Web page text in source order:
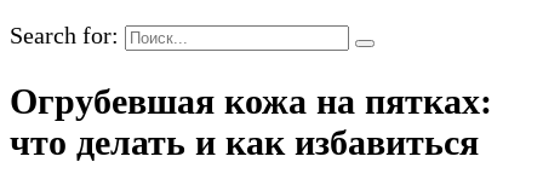
Search for:
Огрубевшая кожа на пятках:
что делать и как избавиться